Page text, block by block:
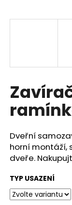
Dveřní
horní montáží,
dveře.
TYP USAZENÍ
j
?
D
o
p
o
r